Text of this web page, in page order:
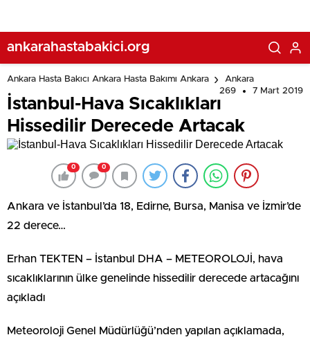
ankarahastabakici.org
Ankara Hasta Bakıcı Ankara Hasta Bakımı Ankara
Ankara
269
7 Mart 2019
İstanbul-Hava Sıcaklıkları
Hissedilir Derecede Artacak
0 0
Ankara ve İstanbul’da 18, Edirne, Bursa, Manisa ve İzmir’de
22 derece…
Erhan TEKTEN – İstanbul DHA – METEOROLOJİ, hava
sıcaklıklarının ülke genelinde hissedilir derecede artacağını
açıkladı
Meteoroloji Genel Müdürlüğü’nden yapılan açıklamada,